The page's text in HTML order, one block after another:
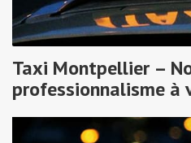
Taxi Montpellier –
professionnalisme à